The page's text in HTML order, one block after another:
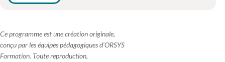
Ce programme est une création originale,
conçu par les équipes pédagogiques d'ORSYS
Formation. Toute reproduction,